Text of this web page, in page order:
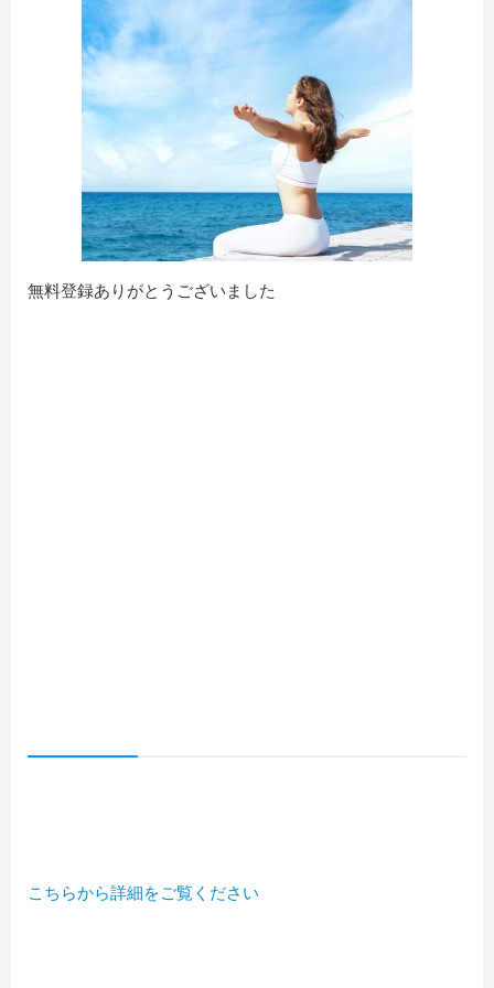
無料登録ありがとうございました
こちらから詳細をご覧ください